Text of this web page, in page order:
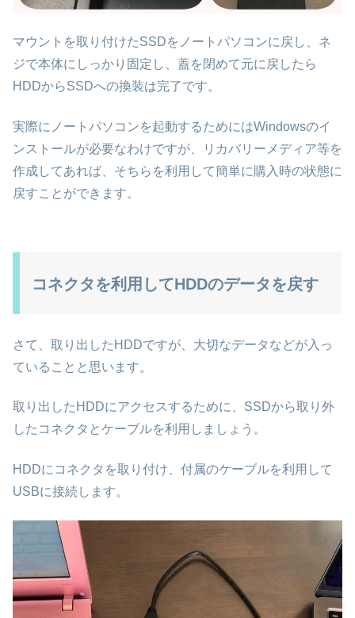
マウントを取り付けたSSDをノートパソコンに戻し、ネ
ジで本体にしっかり固定し、蓋を閉めて元に戻したら
HDDからSSDへの換装は完了です。
実際にノートパソコンを起動するためにはWindowsのイ
ンストールが必要なわけですが、リカバリーメディア等を
作成してあれば、そちらを利用して簡単に購入時の状態に
戻すことができます。
コネクタを利用してHDDのデータを戻す
さて、取り出したHDDですが、大切なデータなどが入っ
ていることと思います。
取り出したHDDにアクセスするために、SSDから取り外
したコネクタとケーブルを利用しましょう。
HDDにコネクタを取り付け、付属のケーブルを利用して
USBに接続します。